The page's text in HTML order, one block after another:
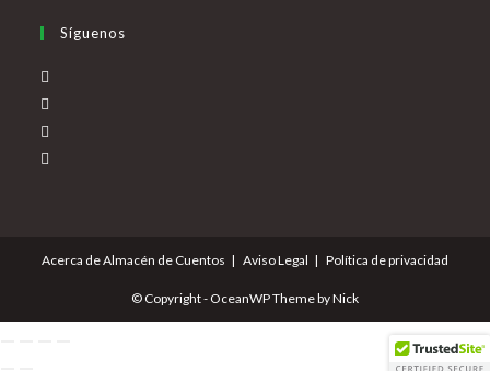
Síguenos
pestaña
nueva
Acerca de Almacén de Cuentos Aviso Legal Política de privacidad
© Copyright - OceanWP Theme by Nick